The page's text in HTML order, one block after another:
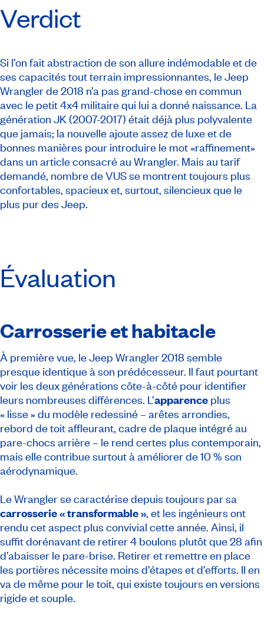
Verdict
Si l’on fait abstraction de son allure indémodable et de
ses capacités tout terrain impressionnantes, le Jeep
Wrangler de 2018 n’a pas grand-chose en commun
avec le petit 4x4 militaire qui lui a donné naissance. La
génération JK (2007-2017) était déjà plus polyvalente
que jamais; la nouvelle ajoute assez de luxe et de
bonnes manières pour introduire le mot «raffinement»
dans un article consacré au Wrangler. Mais au tarif
demandé, nombre de VUS se montrent toujours plus
confortables, spacieux et, surtout, silencieux que le
plus pur des Jeep.
Évaluation
Carrosserie et habitacle
À première vue, le Jeep Wrangler 2018 semble
presque identique à son prédécesseur. Il faut pourtant
voir les deux générations côte-à-côté pour identifier
leurs nombreuses différences. L’apparence plus
« lisse » du modèle redessiné – arêtes arrondies,
rebord de toit affleurant, cadre de plaque intégré au
pare-chocs arrière – le rend certes plus contemporain,
mais elle contribue surtout à améliorer de 10 % son
aérodynamique.
Le Wrangler se caractérise depuis toujours par sa
carrosserie « transformable », et les ingénieurs ont
rendu cet aspect plus convivial cette année. Ainsi, il
suffit dorénavant de retirer 4 boulons plutôt que 28 afin
d’abaisser le pare-brise. Retirer et remettre en place
les portières nécessite moins d’étapes et d’efforts. Il en
va de même pour le toit, qui existe toujours en versions
rigide et souple.